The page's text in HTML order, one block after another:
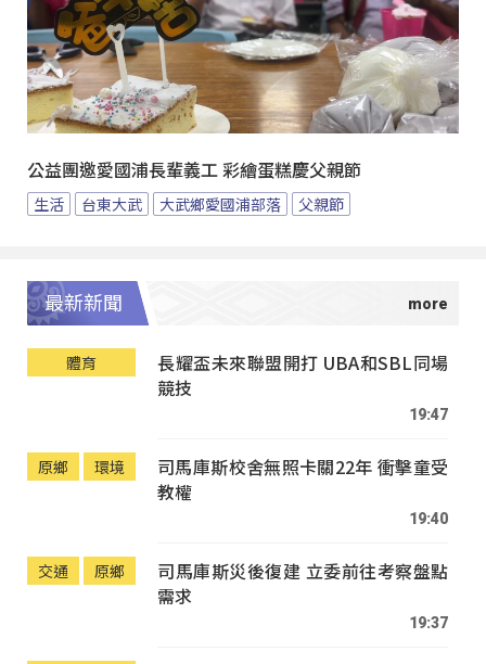
公益團邀愛國浦長輩義工 彩繪蛋糕慶父親節
生活 台東大武 大武鄉愛國浦部落 父親節
最新新聞
體育
長耀盃未來聯盟開打 UBA和SBL同場
競技
19:47
原鄉 環境
司馬庫斯校舍無照卡關22年 衝擊童受
教權
19:40
交通 原鄉
司馬庫斯災後復建 立委前往考察盤點
需求
19:37